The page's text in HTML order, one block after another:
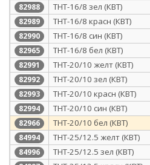
82988 ТНТ-16/8 зел (КВТ)
82989 ТНТ-16/8 красн (КВТ)
82990 ТНТ-16/8 син (КВТ)
82965 ТНТ-16/8 бел (КВТ)
82991 ТНТ-20/10 желт (КВТ)
82992 ТНТ-20/10 зел (КВТ)
82993 ТНТ-20/10 красн (КВТ)
82994 ТНТ-20/10 син (КВТ)
82966 ТНТ-20/10 бел (КВТ)
84994 ТНТ-25/12.5 желт (КВТ)
84996 ТНТ-25/12.5 зел (КВТ)